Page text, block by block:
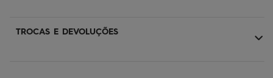
TROCAS E DEVOLUÇÕES